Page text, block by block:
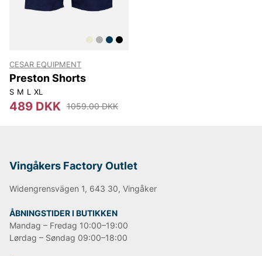
CESAR EQUIPMENT
Preston Shorts
S M L XL
489 DKK 1059.00 DKK
Vingåkers Factory Outlet
Widengrensvägen 1, 643 30, Vingåker
ÅBNINGSTIDER I BUTIKKEN
Mandag – Fredag 10:00–19:00
Lørdag – Søndag 09:00–18:00